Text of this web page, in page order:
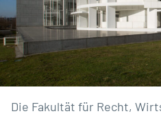
Die Fakultät für Recht,